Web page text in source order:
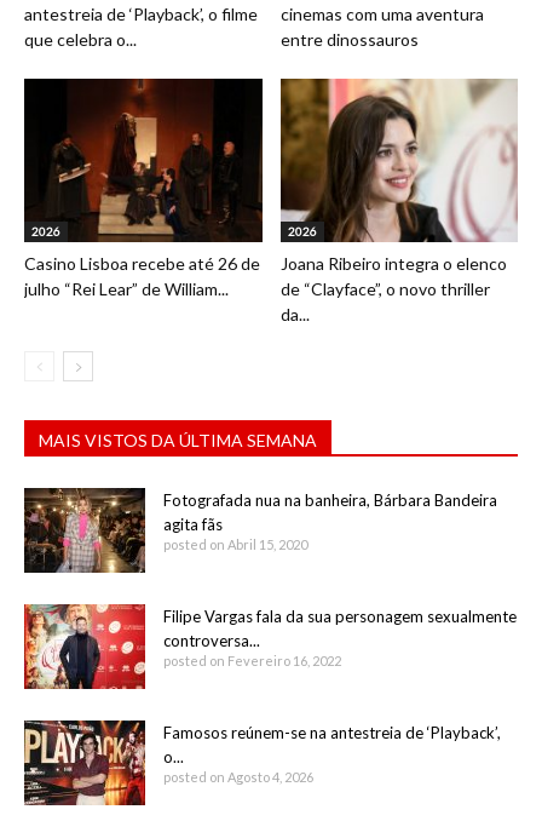
antestreia de ‘Playback’, o filme
que celebra o...
cinemas com uma aventura
entre dinossauros
2026
Casino Lisboa recebe até 26 de
julho “Rei Lear” de William...
2026
Joana Ribeiro integra o elenco
de “Clayface”, o novo thriller
da...
MAIS VISTOS DA ÚLTIMA SEMANA
Fotografada nua na banheira, Bárbara Bandeira
agita fãs
posted on Abril 15, 2020
Filipe Vargas fala da sua personagem sexualmente
controversa...
posted on Fevereiro 16, 2022
Famosos reúnem-se na antestreia de ‘Playback’,
o...
posted on Agosto 4, 2026